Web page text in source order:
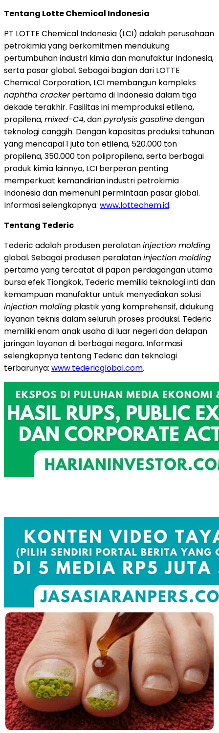
Tentang Lotte Chemical Indonesia
PT LOTTE Chemical Indonesia (LCI) adalah perusahaan
petrokimia yang berkomitmen mendukung
pertumbuhan industri kimia dan manufaktur Indonesia,
serta pasar global. Sebagai bagian dari LOTTE
Chemical Corporation, LCI membangun kompleks
naphtha crackerpertama di Indonesia dalam tiga
dekade terakhir. Fasilitas ini memproduksi etilena,
propilena,mixed-C4, danpyrolysis gasolinedengan
teknologi canggih. Dengan kapasitas produksi tahunan
yang mencapai 1 juta ton etilena, 520.000 ton
propilena, 350.000 ton polipropilena, serta berbagai
produk kimia lainnya, LCI berperan penting
memperkuat kemandirian industri petrokimia
Indonesia dan memenuhi permintaan pasar global.
Informasi selengkapnya: www.lottechem.id.
Tentang Tederic
Tederic adalah produsen peralataninjection molding
global. Sebagai produsen peralataninjection molding
pertama yang tercatat di papan perdagangan utama
bursa efek Tiongkok, Tederic memiliki teknologi inti dan
kemampuan manufaktur untuk menyediakan solusi
injection molding plastik yang komprehensif, didukung
layanan teknis dalam seluruh proses produksi. Tederic
memiliki enam anak usaha di luar negeri dan delapan
jaringan layanan di berbagai negara. Informasi
selengkapnya tentang Tederic dan teknologi
terbarunya: www.tedericglobal.com.